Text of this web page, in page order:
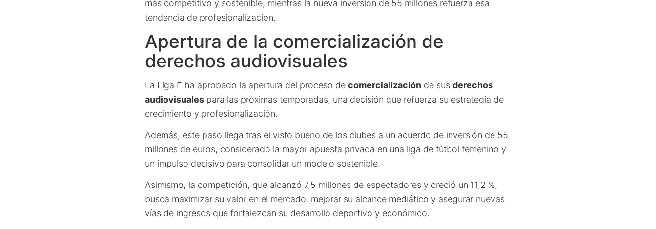
más competitivo y sostenible, mientras la nueva inversión de 55 millones refuerza esa
tendencia de profesionalización.
Apertura de la comercialización de
derechos audiovisuales
La Liga F ha aprobado la apertura del proceso de comercialización de sus derechos
audiovisuales para las próximas temporadas, una decisión que refuerza su estrategia de
crecimiento y profesionalización.
Además, este paso llega tras el visto bueno de los clubes a un acuerdo de inversión de 55
millones de euros, considerado la mayor apuesta privada en una liga de fútbol femenino y
un impulso decisivo para consolidar un modelo sostenible.
Asimismo, la competición, que alcanzó 7,5 millones de espectadores y creció un 11,2 %,
busca maximizar su valor en el mercado, mejorar su alcance mediático y asegurar nuevas
vías de ingresos que fortalezcan su desarrollo deportivo y económico.